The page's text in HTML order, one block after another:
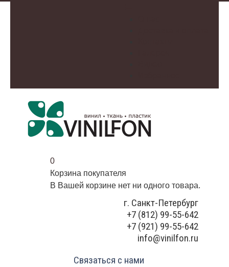
0
Корзина покупателя
В Вашей корзине нет ни одного товара.
г. Санкт-Петербург
+7 (812) 99-55-642
+7 (921) 99-55-642
info@vinilfon.ru
Связаться с нами